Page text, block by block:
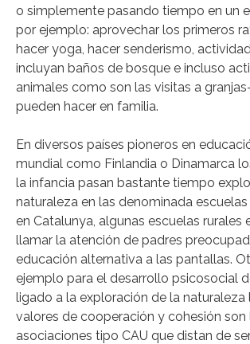
o simplemente pasando tiempo en un
por ejemplo: aprovechar los primeros
hacer yoga, hacer senderismo,
incluyan baños de bosque e incluso
animales como son las visitas a
pueden hacer en familia.
En diversos países pioneros en
mundial como Finlandia o Dinamarca
la infancia pasan bastante tiempo
naturaleza en las denominada
en Catalunya, algunas escuelas rurales
llamar la atención de padres
educación alternativa a las pantallas.
ejemplo para el desarrollo psicosocial
ligado a la exploración de la naturaleza
valores de cooperación y cohesión son
asociaciones tipo CAU que distan de